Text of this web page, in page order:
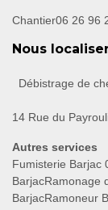
Chantier06 26 96
Nous
Débistrage de
14 Rue du
Autres services
Fumisterie Barjac
BarjacRamonage
BarjacRamoneur